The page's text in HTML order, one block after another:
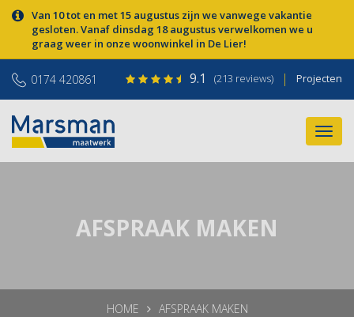
Van 10 tot en met 15 augustus zijn we vanwege vakantie
gesloten. Vanaf dinsdag 18 augustus verwelkomen we u
graag weer in onze woonwinkel in De Lier!
0174 420861 9.1 (213 reviews) | Projecten
AFSPRAAK MAKEN
HOME AFSPRAAK MAKEN